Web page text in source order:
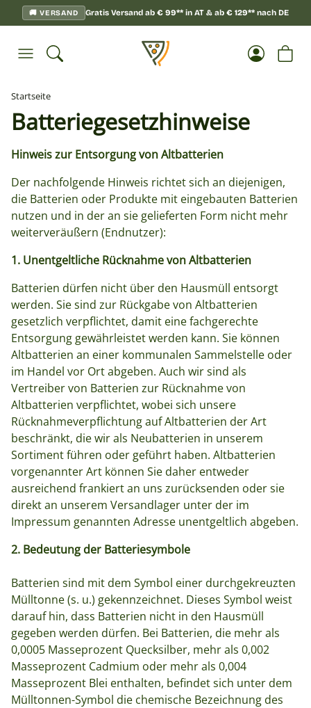
🚚 VERSAND Gratis Versand ab € 99** in AT & ab € 129** nach DE
Startseite
Batteriegesetzhinweise
Hinweis zur Entsorgung von Altbatterien
Der nachfolgende Hinweis richtet sich an diejenigen,
die Batterien oder Produkte mit eingebauten Batterien
nutzen und in der an sie gelieferten Form nicht mehr
weiterveräußern (Endnutzer):
1. Unentgeltliche Rücknahme von Altbatterien
Batterien dürfen nicht über den Hausmüll entsorgt
werden. Sie sind zur Rückgabe von Altbatterien
gesetzlich verpflichtet, damit eine fachgerechte
Entsorgung gewährleistet werden kann. Sie können
Altbatterien an einer kommunalen Sammelstelle oder
im Handel vor Ort abgeben. Auch wir sind als
Vertreiber von Batterien zur Rücknahme von
Altbatterien verpflichtet, wobei sich unsere
Rücknahmeverpflichtung auf Altbatterien der Art
beschränkt, die wir als Neubatterien in unserem
Sortiment führen oder geführt haben. Altbatterien
vorgenannter Art können Sie daher entweder
ausreichend frankiert an uns zurücksenden oder sie
direkt an unserem Versandlager unter der im
Impressum genannten Adresse unentgeltlich abgeben.
2. Bedeutung der Batteriesymbole
Batterien sind mit dem Symbol einer durchgekreuzten
Mülltonne (s. u.) gekennzeichnet. Dieses Symbol weist
darauf hin, dass Batterien nicht in den Hausmüll
gegeben werden dürfen. Bei Batterien, die mehr als
0,0005 Masseprozent Quecksilber, mehr als 0,002
Masseprozent Cadmium oder mehr als 0,004
Masseprozent Blei enthalten, befindet sich unter dem
Mülltonnen-Symbol die chemische Bezeichnung des